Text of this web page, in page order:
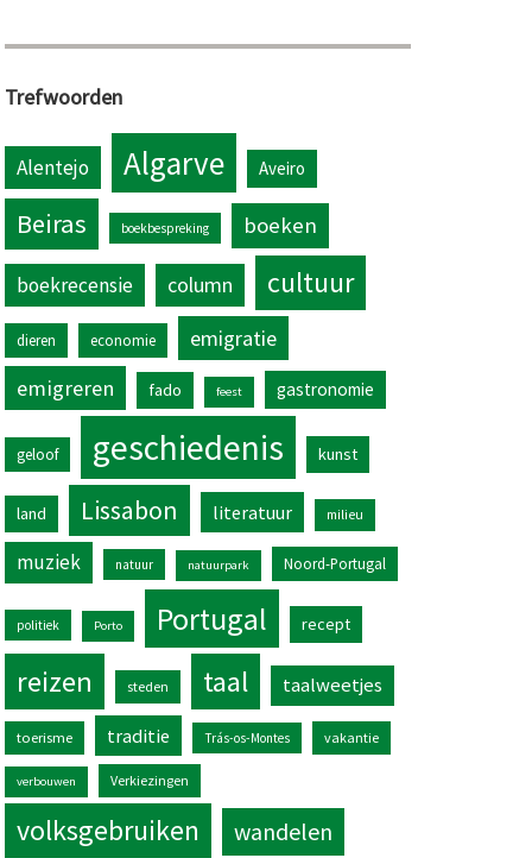
Trefwoorden
Alentejo Algarve Aveiro
Beiras boekbespreking boeken
boekrecensie column cultuur
dieren economie
emigratie
emigreren
fado feest gastronomie
geloof geschiedenis kunst
land Lissabon literatuur milieu
muziek natuur natuurpark Noord-Portugal
politiek Porto Portugal recept
reizen steden taal taalweetjes
toerisme traditie Trás-os-Montes vakantie
verbouwen Verkiezingen
volksgebruiken wandelen